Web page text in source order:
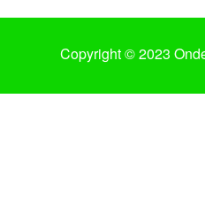
Copyright © 2023